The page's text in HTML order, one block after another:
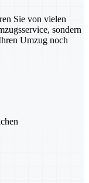
Sie von vielen
sondern
Umzug noch